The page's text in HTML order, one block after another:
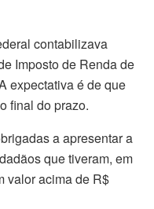
contabilizava
Imposto de Renda de
expectativa é de que
final do prazo.
a apresentar a
que tiveram, em
valor acima de R$